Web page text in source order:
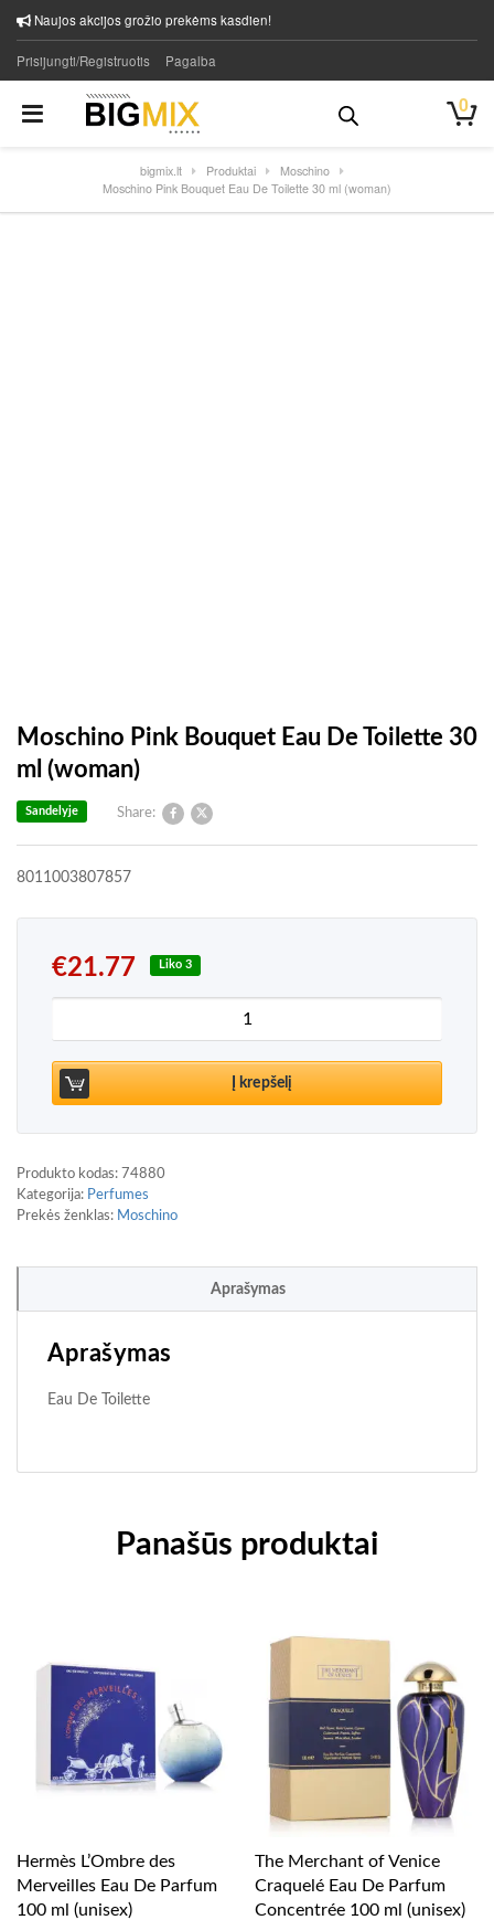
Naujos akcijos grožio prekėms kasdien!
Prisijungti/Registruotis Pagalba
0
bigmix.lt Produktai
Moschino
Moschino Pink Bouquet Eau De Toilette 30 ml (woman)
Moschino Pink Bouquet Eau De Toilette 30
ml (woman)
Share:
Sandelyje
8011003807857
€21.77 Liko 3
produkto kiekis: Moschino Pink Bouquet Eau De
Į krepšelį
Produkto kodas: 74880
Kategorija: Perfumes
Prekės ženklas: Moschino
Aprašymas
Aprašymas
Eau De Toilette
Panašūs produktai
Hermès L’Ombre des
Merveilles Eau De Parfum
100 ml (unisex)
The Merchant of Venice
Craquelé Eau De Parfum
Concentrée 100 ml (unisex)